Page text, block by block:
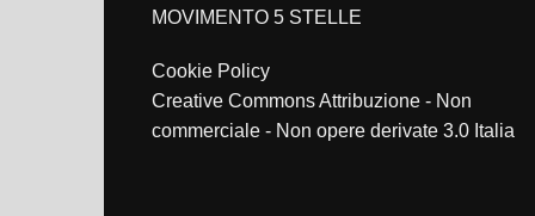
MOVIMENTO 5 STELLE
Cookie Policy
Creative Commons Attribuzione - Non
commerciale - Non opere derivate 3.0 Italia